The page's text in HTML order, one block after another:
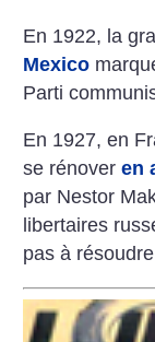
En 1922, la
Mexico
Parti
En 1927, en
se rénoveren
par Nestor
libertaires
pas à